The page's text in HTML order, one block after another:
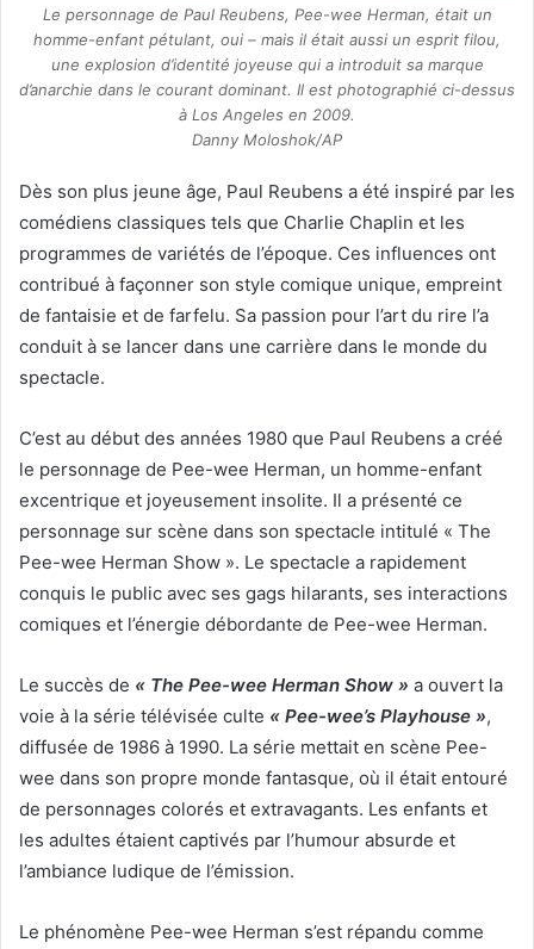
Le personnage de Paul Reubens, Pee-wee Herman, était un
homme-enfant pétulant, oui – mais il était aussi un esprit filou,
une explosion d’identité joyeuse qui a introduit sa marque
d’anarchie dans le courant dominant. Il est photographié ci-dessus
à Los Angeles en 2009.
Danny Moloshok/AP
Dès son plus jeune âge, Paul Reubens a été inspiré par les
comédiens classiques tels que Charlie Chaplin et les
programmes de variétés de l’époque. Ces influences ont
contribué à façonner son style comique unique, empreint
de fantaisie et de farfelu. Sa passion pour l’art du rire l’a
conduit à se lancer dans une carrière dans le monde du
spectacle.
C’est au début des années 1980 que Paul Reubens a créé
le personnage de Pee-wee Herman, un homme-enfant
excentrique et joyeusement insolite. Il a présenté ce
personnage sur scène dans son spectacle intitulé « The
Pee-wee Herman Show ». Le spectacle a rapidement
conquis le public avec ses gags hilarants, ses interactions
comiques et l’énergie débordante de Pee-wee Herman.
Le succès de « The Pee-wee Herman Show » a ouvert la
voie à la série télévisée culte « Pee-wee’s Playhouse »,
diffusée de 1986 à 1990. La série mettait en scène Pee-
wee dans son propre monde fantasque, où il était entouré
de personnages colorés et extravagants. Les enfants et
les adultes étaient captivés par l’humour absurde et
l’ambiance ludique de l’émission.
Le phénomène Pee-wee Herman s’est répandu comme